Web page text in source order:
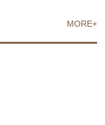
MORE+